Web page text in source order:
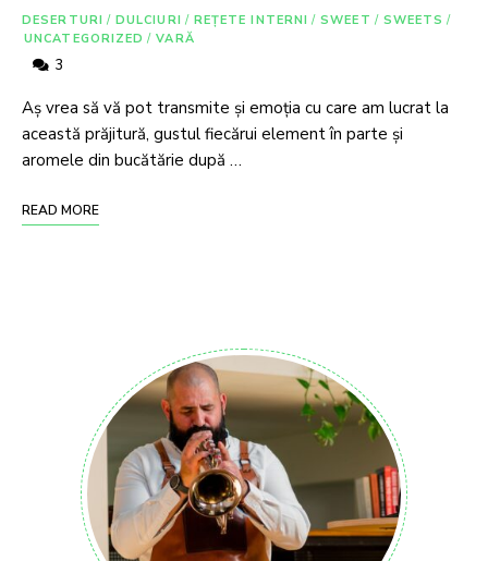
DESERTURI / DULCIURI / REȚETE INTERNI / SWEET / SWEETS /
UNCATEGORIZED / VARĂ
3
Aș vrea să vă pot transmite și emoția cu care am lucrat la
această prăjitură, gustul fiecărui element în parte și
aromele din bucătărie după …
READ MORE